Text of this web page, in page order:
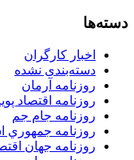
دسته‌ها
اخبار کارگران
دسته‌بندی نشده
روزنامه آرمان
روزنامه اقتصاد
روزنامه جام جم
روزنامه جمهوري
روزنامه جهان